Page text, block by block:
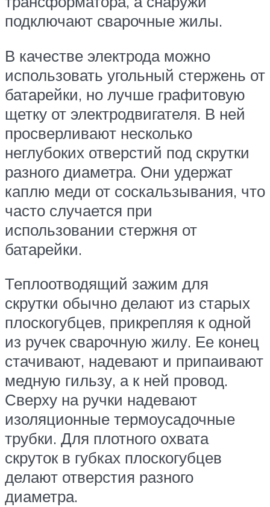
подключают сварочные жилы.
В качестве электрода можно
использовать угольный стержень от
батарейки, но лучше графитовую
щетку от электродвигателя. В ней
просверливают несколько
неглубоких отверстий под скрутки
разного диаметра. Они удержат
каплю меди от соскальзывания, что
часто случается при
использовании стержня от
батарейки.
Теплоотводящий зажим для
скрутки обычно делают из старых
плоскогубцев, прикрепляя к одной
из ручек сварочную жилу. Ее конец
стачивают, надевают и припаивают
медную гильзу, а к ней провод.
Сверху на ручки надевают
изоляционные термоусадочные
трубки. Для плотного охвата
скруток в губках плоскогубцев
делают отверстия разного
диаметра.